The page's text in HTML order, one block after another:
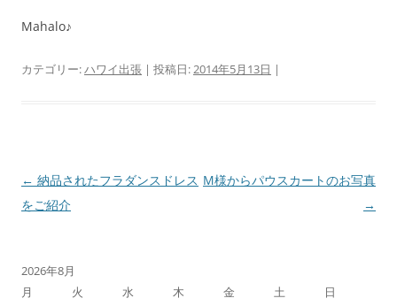
Mahalo♪
カテゴリー:ハワイ出張 | 投稿日:2014年5月13日 |
投
稿
ゲ
← 納品されたフラダンスドレス
をご紹介
M様からパウスカートのお写真
→
2026年8月
月
火 水 木 金 土
日